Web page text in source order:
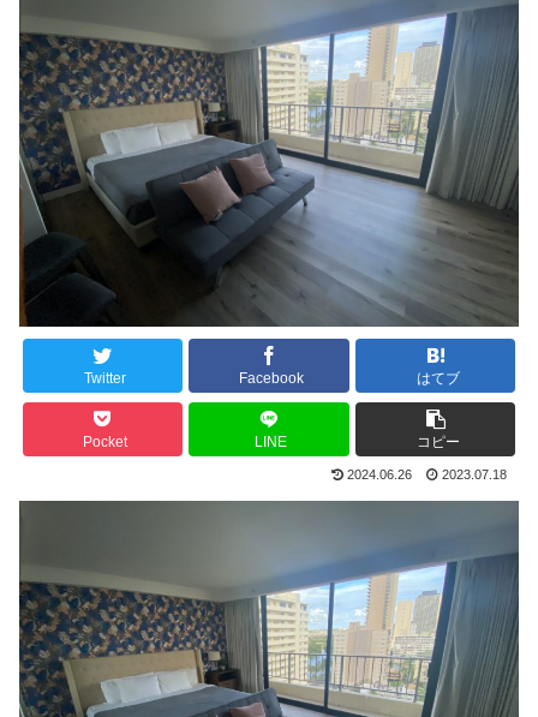
Twitter Facebook はてブ
Pocket LINE コピー
2024.06.26 2023.07.18